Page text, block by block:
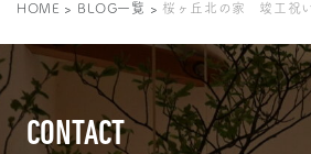
HOME > BLOG一覧 > 桜ヶ丘北の家 竣工祝
CONTACT